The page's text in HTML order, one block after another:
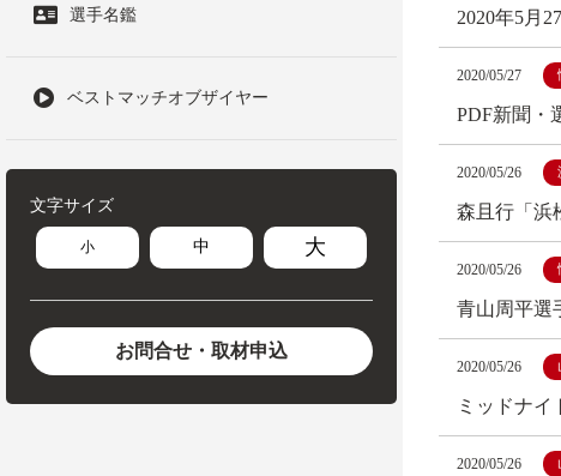
選手名鑑
ベストマッチオブザイヤー
文字サイズ
小 中 大
お問合せ・取材申込
2020年5月
2020/05/27
PDF新聞・
2020/05/26
森且行「浜
2020/05/26
青山周平選
2020/05/26
ミッドナ
2020/05/26